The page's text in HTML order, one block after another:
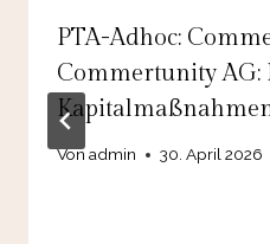
PTA-Adhoc:
Commertunity AG:
Vonadmin 30. April 2026